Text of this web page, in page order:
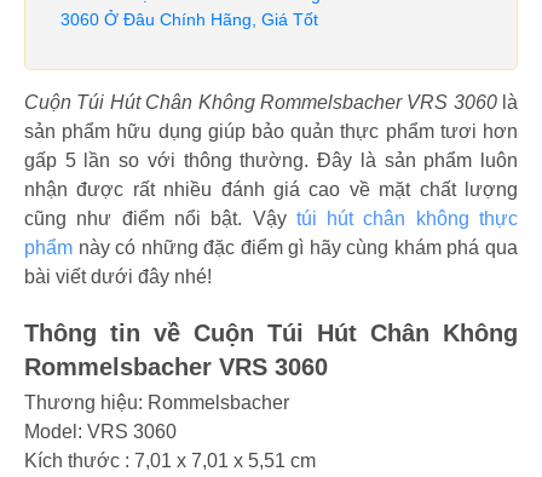
3060 Ở Đâu Chính Hãng, Giá Tốt
Cuộn Túi Hút Chân Không ‎Rommelsbacher VRS 3060là
sản phẩm hữu dụng giúp bảo quản thực phẩm tươi hơn
gấp 5 lần so với thông thường. Đây là sản phẩm luôn
nhận được rất nhiều đánh giá cao về mặt chất lượng
cũng như điểm nổi bật. Vậy túi hút chân không thực
phẩm này có những đặc điểm gì hãy cùng khám phá qua
bài viết dưới đây nhé!
Thông tin về Cuộn Túi Hút Chân Không
Rommelsbacher VRS 3060
Thương hiệu: Rommelsbacher
Model: VRS 3060
Kích thước : ‎7,01 x 7,01 x 5,51 cm